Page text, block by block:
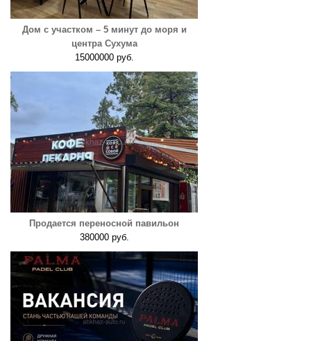
Дом с участком – 5 минут до моря и
центра Сухума
15000000 руб.
Продается переносной павильон
380000 руб.